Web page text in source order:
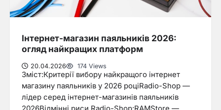
Інтернет-магазин паяльників 2026:
огляд найкращих платформ
20.04.2026 174 Views
Зміст:Критерії вибору найкращого інтернет
магазину паяльників у 2026 роціRadio-Shop —
лідер серед інтернет-магазинів паяльників